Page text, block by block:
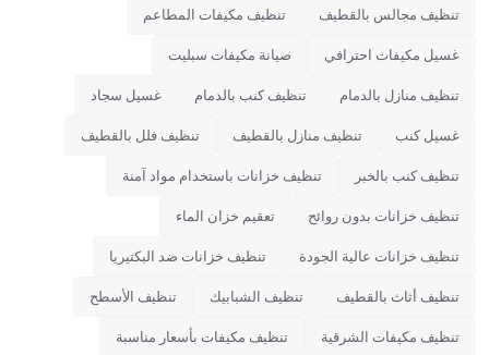
تنظيف مجالس بالقطيف تنظيف مكيفات المطاعم
غسيل مكيفات احترافي صيانة مكيفات سبليت
تنظيف منازل بالدمام تنظيف كنب بالدمام غسيل سجاد
غسيل كنب تنظيف منازل بالقطيف تنظيف فلل بالقطيف
تنظيف كنب بالخبر تنظيف خزانات باستخدام مواد آمنة
تنظيف خزانات بدون روائح تعقيم خزان الماء
تنظيف خزانات عالية الجودة تنظيف خزانات ضد البكتيريا
تنظيف أثاث بالقطيف تنظيف الشبابيك تنظيف الأسطح
تنظيف مكيفات الشرقية تنظيف مكيفات بأسعار مناسبة